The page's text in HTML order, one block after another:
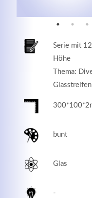
Serie mit
Höhe
Thema:
bunt
Glas
-
elit. Aenean